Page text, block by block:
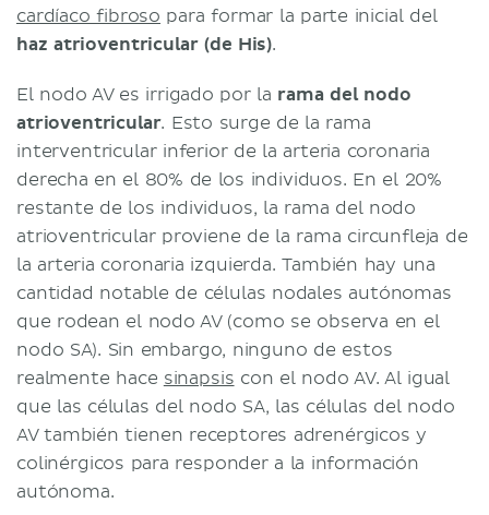
cardíaco fibroso para formar la parte inicial del
haz atrioventricular (de His).
El nodo AV es irrigado por la rama del nodo
atrioventricular. Esto surge de la rama
interventricular inferior de la arteria coronaria
derecha en el 80% de los individuos. En el 20%
restante de los individuos, la rama del nodo
atrioventricular proviene de la rama circunfleja de
la arteria coronaria izquierda. También hay una
cantidad notable de células nodales autónomas
que rodean el nodo AV (como se observa en el
nodo SA). Sin embargo, ninguno de estos
realmente hace sinapsis con el nodo AV. Al igual
que las células del nodo SA, las células del nodo
AV también tienen receptores adrenérgicos y
colinérgicos para responder a la información
autónoma.